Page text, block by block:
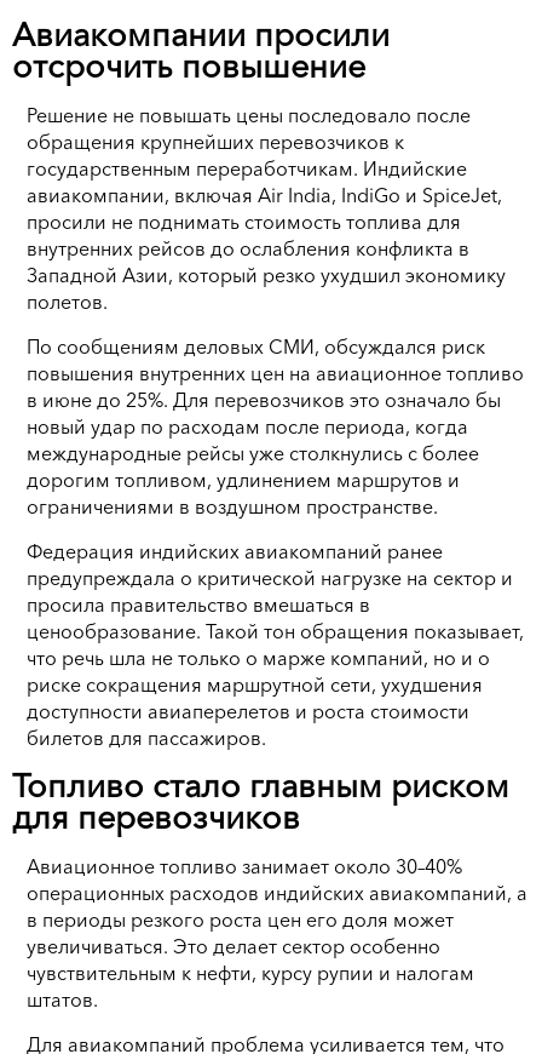
Авиакомпании просили
отсрочить повышение
Решение не повышать цены последовало после
обращения крупнейших перевозчиков к
государственным переработчикам. Индийские
авиакомпании, включая Air India, IndiGo и SpiceJet,
просили не поднимать стоимость топлива для
внутренних рейсов до ослабления конфликта в
Западной Азии, который резко ухудшил экономику
полетов.
По сообщениям деловых СМИ, обсуждался риск
повышения внутренних цен на авиационное топливо
в июне до 25%. Для перевозчиков это означало бы
новый удар по расходам после периода, когда
международные рейсы уже столкнулись с более
дорогим топливом, удлинением маршрутов и
ограничениями в воздушном пространстве.
Федерация индийских авиакомпаний ранее
предупреждала о критической нагрузке на сектор и
просила правительство вмешаться в
ценообразование. Такой тон обращения показывает,
что речь шла не только о марже компаний, но и о
риске сокращения маршрутной сети, ухудшения
доступности авиаперелетов и роста стоимости
билетов для пассажиров.
Топливо стало главным риском
для перевозчиков
Авиационное топливо занимает около 30–40%
операционных расходов индийских авиакомпаний, а
в периоды резкого роста цен его доля может
увеличиваться. Это делает сектор особенно
чувствительным к нефти, курсу рупии и налогам
штатов.
Для авиакомпаний проблема усиливается тем, что